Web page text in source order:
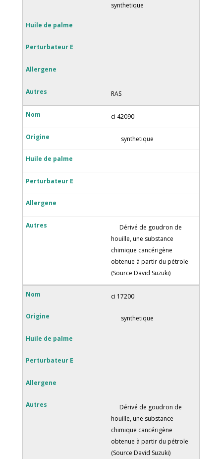
synthetique
RAS
ci 42090
synthetique
Dérivé de goudron de
houille, une substance
chimique cancérigène
obtenue à partir du pétrole
(Source David Suzuki)
ci 17200
synthetique
Dérivé de goudron de
houille, une substance
chimique cancérigène
obtenue à partir du pétrole
(Source David Suzuki)